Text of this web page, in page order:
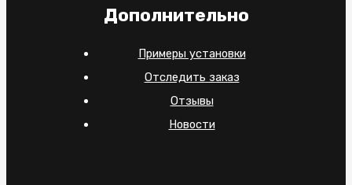
Дополнительно
Примеры установки
Отследить заказ
Отзывы
Новости